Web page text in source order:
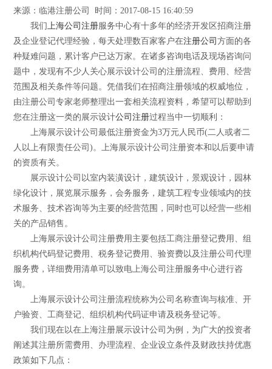
来源：临港注册公司 时间：2017-08-15 16:40:59
我们 上海公司注册服务中心有十多年的经济开发区招商注册
及企业登记代理经验，每天处理数百家客户在注册公司方面的各
种疑难问题，累计客户已达万家。在诸多咨询电话及现场咨询问
题中，发现有不少人关心展示设计公司的注册流程、费用、经营
范围及相关条件等问题。凭借我们在招商注册领域的权威地位，
由注册公司专家老师整理出一套相关流程资料，希望可以帮助到
您在注册这一类的展示设计公司注册过程当中一切顺利：
上海展示设计公司最低注册资金为3万元人民币(二人或者二
人以上有限责任公司)。上海展示设计公司注册资本和以后要申请
的资质有关。
展示设计公司以室内装潢设计，建筑设计，景观设计，园林
绿化设计，展览展示服务，会务服务，建筑工程专业领域内的技
术服务、技术咨询等为主要的经营范围，同时也可以经营一些相
关的产品销售。
上海展示设计公司注册费用主要包括工商注册登记费用、组
织机构代码登记费用、税务登记费用、验资费以及注册公司代理
服务费，详细费用清单可以致电上海公司注册服务中心进行咨
询。
上海展示设计公司注册流程统称为公司名称查询与核准、开
户验资、工商登记、组织机构代码证申请及税务登记等。
我们现在以在上海注册展示设计公司为例，为广大的投资者
阐述其注册所需费用、办理流程、企业设立条件及财政扶持优惠
政策如下几点：